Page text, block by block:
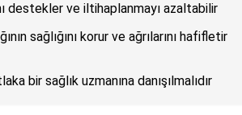
destekler ve iltihaplanmayı azaltabilir
sağlığını korur ve ağrılarını hafifletir
bir sağlık uzmanına danışılmalıdır